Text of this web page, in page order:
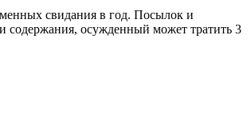
свидания в год. Посылок и
содержания, осужденный может тратить 3